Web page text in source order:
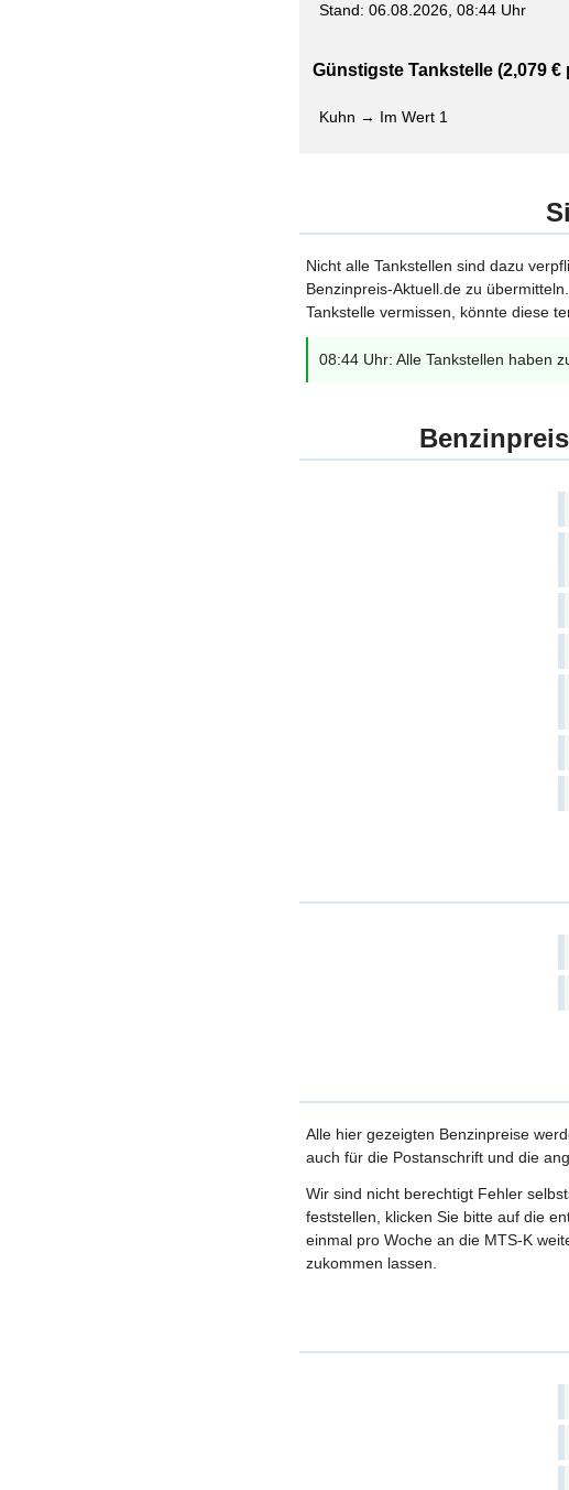
Stand: 06.08.2026, 08:44 Uhr
Günstigste Tankstelle (2,079 €
Kuhn → Im Wert 1
Nicht alle Tankstellen sind dazu
Benzinpreis-Aktuell.de zu
Tankstelle vermissen, könnte diese
08:44 Uhr: Alle Tankstellen haben
Alle hier gezeigten Benzinpreise
auch für die Postanschrift und die
Wir sind nicht berechtigt Fehler
feststellen, klicken Sie bitte auf die
einmal pro Woche an die MTS-K
zukommen lassen.